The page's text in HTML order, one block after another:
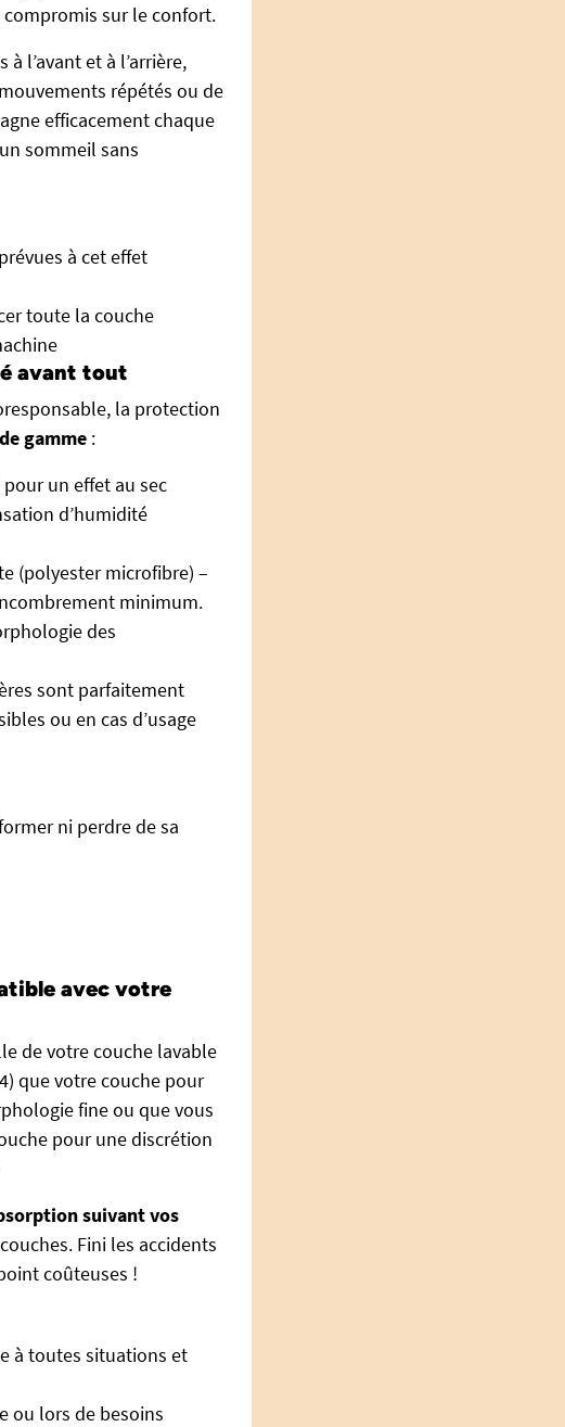
compromis sur le confort.
l’avant et à l’arrière,
répétés ou de
efficacement chaque
sommeil sans
à cet effet
toute la couche
avant tout
la protection
gamme :
un effet au sec
d’humidité
(polyester microfibre) –
minimum.
des
sont parfaitement
ou en cas d’usage
ni perdre de sa
avec votre
de votre couche lavable
que votre couche pour
fine ou que vous
pour une discrétion
suivant vos
Fini les accidents
coûteuses !
à toutes situations et
ou lors de besoins